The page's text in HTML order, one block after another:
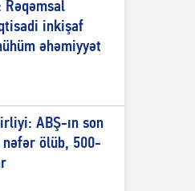
Rəqəmsal
inkişaf
əhəmiyyət
ABŞ-ın son
nəfər ölüb, 500-